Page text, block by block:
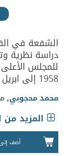
الشفعة في
للمجلس
1958 إلى ابريل 1999
محمد محجوبي,
المزيد من
أضف